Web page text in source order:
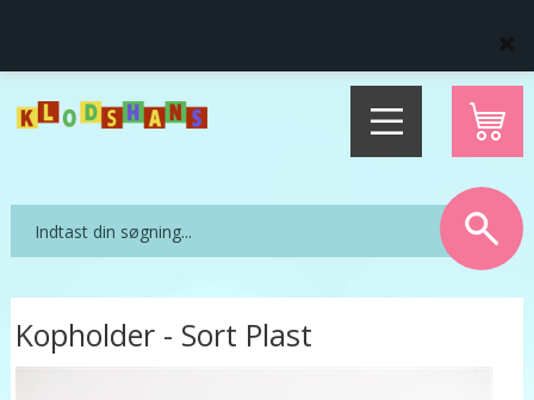
Kopholder - Sort Plast